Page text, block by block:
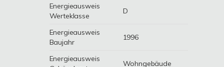
Energieausweis
Werteklasse
D
Energieausweis
Baujahr
1996
Energieausweis
Wohngebäude